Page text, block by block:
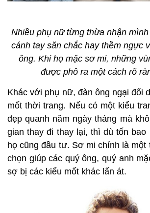
Nhiều phụ nữ từng thừa nhận
cánh tay săn chắc hay thềm ngực
ông. Khi họ mặc sơ mi, những
được phô ra một cách rõ
Khác với phụ nữ, đàn ông ngại đối
mốt thời trang. Nếu có một kiểu
đẹp quanh năm ngày tháng mà
gian thay đi thay lại, thì dù tốn bao
họ cũng đầu tư. Sơ mi chính là
chọn giúp các quý ông, quý anh
sợ bị các kiểu mốt khác lấn át.